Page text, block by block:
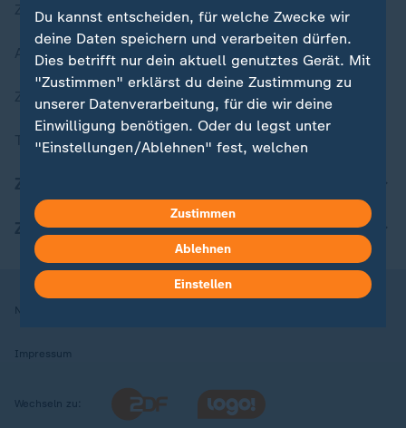
Zuletzt veröffentlicht
Aktuelle Sendungs-Videos
ZDFheute Stories
Themen im Überblick
ZDFheute Apps
Nutzungsbedingungen
Impressum
Wechseln zu:
Du kannst entscheiden, für welche Zwecke wir
deine Daten speichern und verarbeiten dürfen.
Dies betrifft nur dein aktuell genutztes Gerät. Mit
"Zustimmen" erklärst du deine Zustimmung zu
unserer Datenverarbeitung, für die wir deine
Einwilligung benötigen. Oder du legst unter
"Einstellungen/Ablehnen" fest, welchen
kannst du jederzeit mit Wirkung für die Zukunft
in deinen Einstellungen widerrufen oder ändern.
Hier findest du das Impressum.
Weitere Informationen findest du in unserer
Zustimmen
Ablehnen
Einstellen